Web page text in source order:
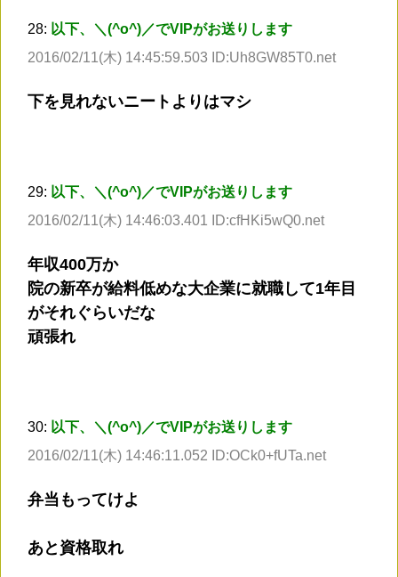
28: 以下、＼(^o^)／でVIPがお送りします
2016/02/11(木) 14:45:59.503 ID:Uh8GW85T0.net
下を見れないニートよりはマシ
29: 以下、＼(^o^)／でVIPがお送りします
2016/02/11(木) 14:46:03.401 ID:cfHKi5wQ0.net
年収400万か
院の新卒が給料低めな大企業に就職して1年目
がそれぐらいだな
頑張れ
30: 以下、＼(^o^)／でVIPがお送りします
2016/02/11(木) 14:46:11.052 ID:OCk0+fUTa.net
弁当もってけよ
あと資格取れ